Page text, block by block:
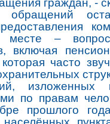
граждан, -
месте –
включая
часто
изложенных
по правам
прошлого